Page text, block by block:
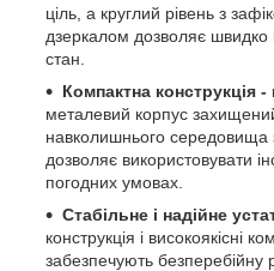
ціль, а круглий рівень з
дзеркалом дозволяє
стан.
Компактна конструкція -
металевий корпус
навколишнього середовища
дозволяє використовувати
погодних умовах.
Стабільне і надійне
конструкція і високоякісні
забезпечують безперебійну